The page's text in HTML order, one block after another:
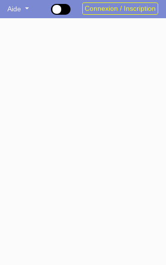
Aide Connexion / Inscription